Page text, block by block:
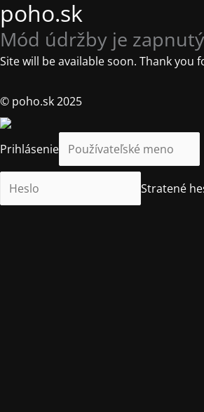
poho.sk
Mód údržby je zapnutý
Site will be available soon. Thank you
© poho.sk 2025
Prihlásenie
Stratené